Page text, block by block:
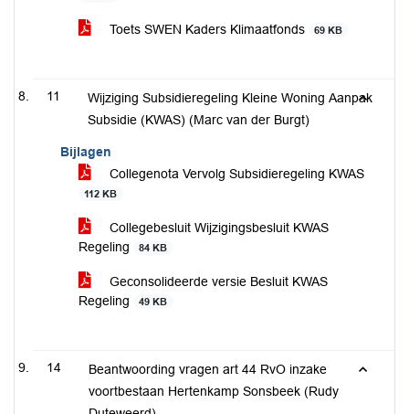
Toets SWEN Kaders Klimaatfonds 69 KB
11
Wijziging Subsidieregeling Kleine Woning Aanpak
Subsidie (KWAS) (Marc van der Burgt)
Bijlagen
Collegenota Vervolg Subsidieregeling KWAS
112 KB
Collegebesluit Wijzigingsbesluit KWAS
Regeling
84 KB
Geconsolideerde versie Besluit KWAS
Regeling
49 KB
14
Beantwoording vragen art 44 RvO inzake
voortbestaan Hertenkamp Sonsbeek (Rudy